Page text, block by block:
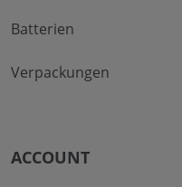
Batterien
Verpackungen
ACCOUNT